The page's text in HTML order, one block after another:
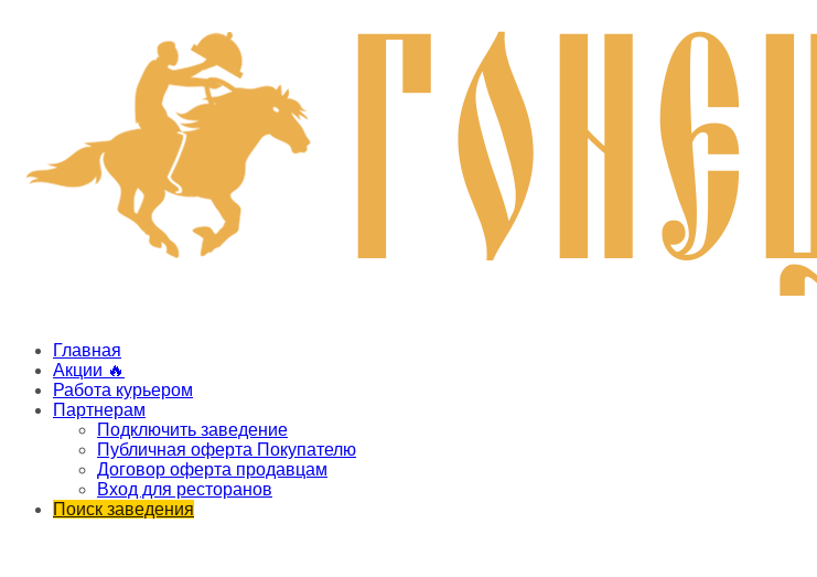
Главная
Акции 🔥
Работа курьером
Партнерам
Подключить заведение
Публичная оферта Покупателю
Договор оферта продавцам
Вход для ресторанов
Поиск заведения